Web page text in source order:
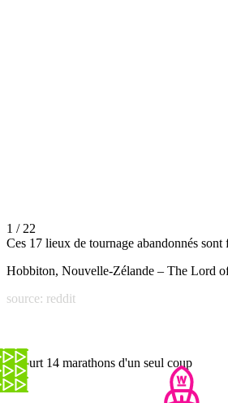
1 / 22
Ces 17 lieux de tournage abandonnés sont
Hobbiton, Nouvelle-Zélande – The Lord
source: reddit
Il court 14 marathons d'un seul coup